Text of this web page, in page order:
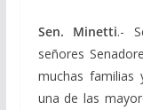
Sen. Minetti.-
señores
muchas familias
una de las